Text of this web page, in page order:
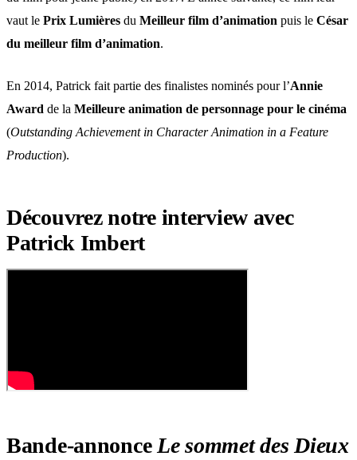
vaut le Prix Lumières du Meilleur film d’animation puis le César
du meilleur film d’animation.
En 2014, Patrick fait partie des finalistes nominés pour l’Annie
Award de la Meilleure animation de personnage pour le cinéma
(Outstanding Achievement in Character Animation in a Feature
Production).
Découvrez notre interview avec
Patrick Imbert
Bande-annonce Le sommet des Dieux